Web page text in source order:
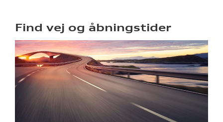
Find vej og åbningstider